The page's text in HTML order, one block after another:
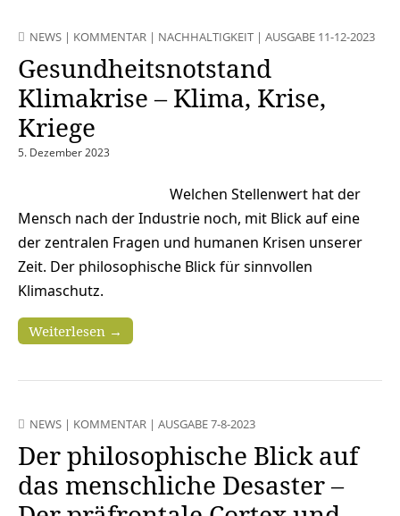
NEWS | KOMMENTAR | NACHHALTIGKEIT | AUSGABE 11-12-2023
Gesundheitsnotstand
Klimakrise – Klima, Krise,
Kriege
5. Dezember 2023
Welchen Stellenwert hat der
Mensch nach der Industrie noch, mit Blick auf eine
der zentralen Fragen und humanen Krisen unserer
Zeit. Der philosophische Blick für sinnvollen
Klimaschutz.
Weiterlesen →
NEWS | KOMMENTAR | AUSGABE 7-8-2023
Der philosophische Blick auf
das menschliche Desaster –